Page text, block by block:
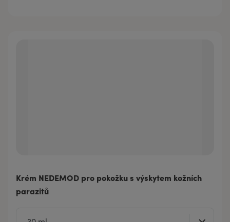
Krém NEDEMOD pro pokožku s výskytem kožních
parazitů